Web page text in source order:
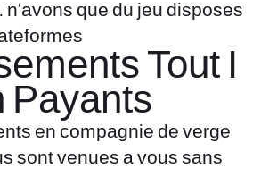
n’avons que du jeu disposes
Tout I
Payants
en compagnie de verge
sont venues a vous sans